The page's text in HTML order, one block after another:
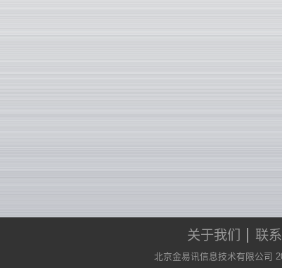
关于我们 联
北京金易讯信息技术有限公司